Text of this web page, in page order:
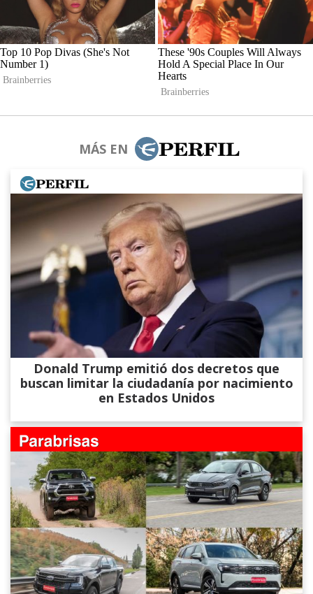
MÁS EN
Donald Trump emitió dos decretos que
buscan limitar la ciudadanía por nacimiento
en Estados Unidos